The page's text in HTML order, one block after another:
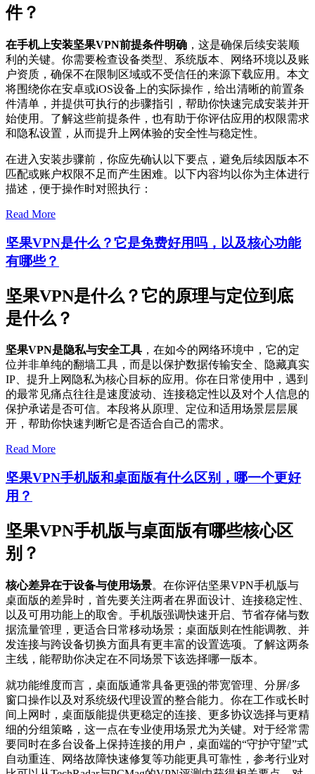
件？
在手机上安装坚果VPN前提条件明确 ，这是确保后续安装顺
利的关键。你需要检查设备类型、系统版本、网络环境以及账
户资质，确保不在限制区域或不受信任的来源下载应用。本文
将围绕你在安卓或iOS设备上的实际操作，给出清晰的前置条
件清单，并提供可执行的步骤指引，帮助你快速完成安装并开
始使用。了解这些前提条件，也有助于你评估应用的权限需求
和隐私设置，从而提升上网体验的安全性与稳定性。
在进入安装步骤前，你应先确认以下要点，避免后续因版本不
匹配或账户权限不足而产生困难。以下内容均以你为主体进行
描述，便于操作时对照执行：
Read More
坚果VPN是什么？它是免费好用吗，以及核心功能
有哪些？
坚果VPN是什么？它的原理与定位到底
是什么？
坚果VPN是隐私与安全工具 ，在如今的网络环境中，它的定
位并非单纯的翻墙工具，而是以保护数据传输安全、隐藏真实
IP、提升上网隐私为核心目标的应用。你在日常使用中，遇到
的最常见痛点往往是速度波动、连接稳定性以及对个人信息的
保护承诺是否可信。本段将从原理、定位和适用场景层层展
开，帮助你快速判断它是否适合自己的需求。
Read More
坚果VPN手机版和桌面版有什么区别，哪一个更好
用？
坚果VPN手机版与桌面版有哪些核心区
别？
核心差异在于设备与使用场景。在你评估坚果VPN手机版与
桌面版的差异时，首先要关注两者在界面设计、连接稳定性、
以及可用功能上的取舍。手机版强调快速开启、节省存储与数
据流量管理，更适合日常移动场景；桌面版则在性能调教、并
发连接与跨设备切换方面具有更丰富的设置选项。了解这两条
主线，能帮助你决定在不同场景下该选择哪一版本。
就功能维度而言，桌面版通常具备更强的带宽管理、分屏/多
窗口操作以及对系统级代理设置的整合能力。你在工作或长时
间上网时，桌面版能提供更稳定的连接、更多协议选择与更精
细的分组策略，这一点在专业使用场景尤为关键。对于经常需
要同时在多台设备上保持连接的用户，桌面端的“守护守望”式
自动重连、网络故障快速修复等功能更具可靠性，参考行业对